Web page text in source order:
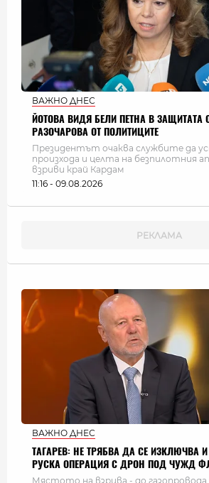
ВАЖНО ДНЕС
ЙОТОВА ВИДЯ БЕЛИ ПЕТНА В ЗАЩИТАТА
РАЗОЧАРОВА ОТ ПОЛИТИЦИТЕ
Президентът очаква службите да
произхода и целта на безпилотния
взриви край Кардам
11:16 - 09.08.2026
ВАЖНО ДНЕС
ТАГАРЕВ: НЕ ТРЯБВА ДА СЕ ИЗКЛЮЧВА
РУСКА ОПЕРАЦИЯ С ДРОН ПОД ЧУЖД
Мястото на взрива - до газопровода